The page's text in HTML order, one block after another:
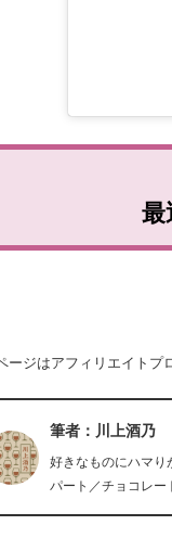
最
ージはアフィリエイトプ
筆者：川上酒乃
好きなものにハマり
パート／チョコレー